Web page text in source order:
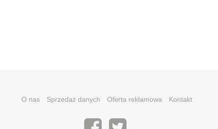
O nas Sprzedaż danych Oferta reklamowa Kontakt